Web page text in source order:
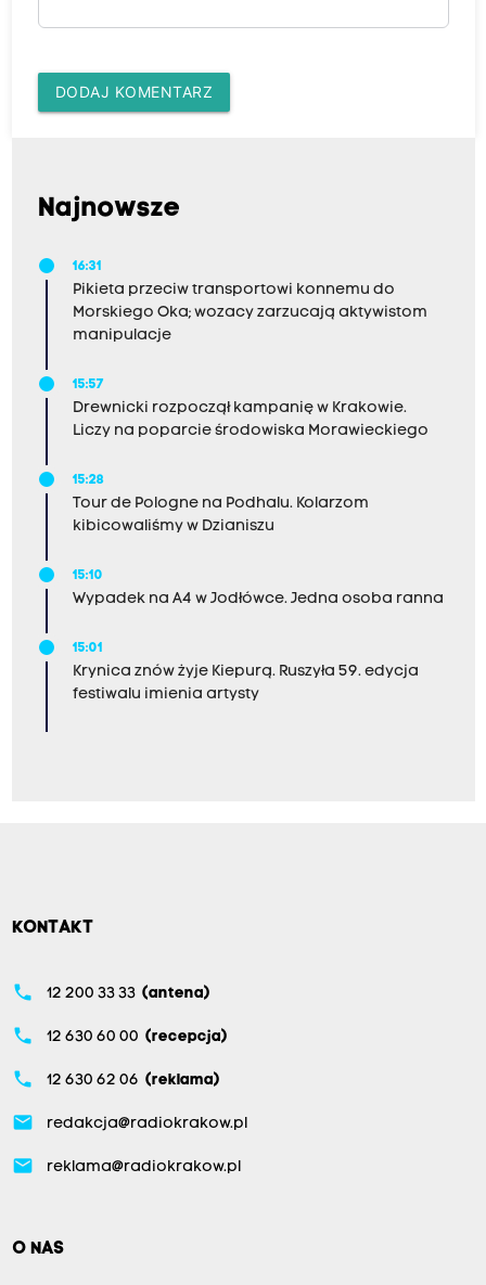
DODAJ KOMENTARZ
Najnowsze
16:31
Pikieta przeciw transportowi konnemu do
Morskiego Oka; wozacy zarzucają aktywistom
manipulacje
15:57
Drewnicki rozpoczął kampanię w Krakowie.
Liczy na poparcie środowiska Morawieckiego
15:28
Tour de Pologne na Podhalu. Kolarzom
kibicowaliśmy w Dzianiszu
15:10
Wypadek na A4 w Jodłówce. Jedna osoba ranna
15:01
Krynica znów żyje Kiepurą. Ruszyła 59. edycja
festiwalu imienia artysty
KONTAKT
phone 12 200 33 33 (antena)
phone 12 630 60 00 (recepcja)
phone 12 630 62 06 (reklama)
email redakcja@radiokrakow.pl
email reklama@radiokrakow.pl
O NAS